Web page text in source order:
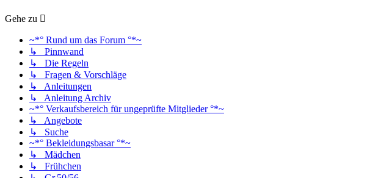
Gehe zu
~*° Rund um das Forum °*~
↳ Pinnwand
↳ Die Regeln
↳ Fragen & Vorschläge
↳ Anleitungen
↳ Anleitung Archiv
~*° Verkaufsbereich für ungeprüfte Mitglieder °*~
↳ Angebote
↳ Suche
~*° Bekleidungsbasar °*~
↳ Mädchen
↳ Frühchen